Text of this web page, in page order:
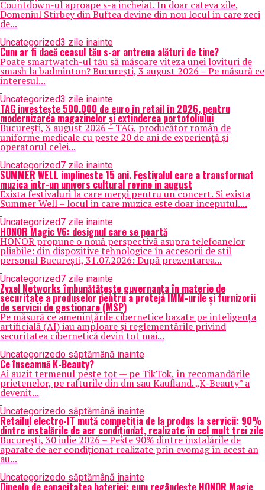
Countdown-ul aproape s-a incheiat. In doar cateva zile,
Domeniul Stirbey din Buftea devine din nou locul in care zeci
de...
Uncategorized3 zile inainte
Cum ar fi dacă ceasul tău s-ar antrena alături de tine?
Poate smartwatch-ul tău să măsoare viteza unei lovituri de
smash la badminton? București, 3 august 2026 – Pe măsură ce
interesul...
Uncategorized3 zile inainte
TAG investește 500.000 de euro în retail în 2026, pentru
modernizarea magazinelor și extinderea portofoliului
București, 3 august 2026 – TAG, producător român de
uniforme medicale cu peste 20 de ani de experiență și
operatorul celei...
Uncategorized7 zile inainte
SUMMER WELL implineste 15 ani. Festivalul care a transformat
muzica intr-un univers cultural revine in august
Exista festivaluri la care mergi pentru un concert. Si exista
Summer Well – locul in care muzica este doar inceputul....
Uncategorized7 zile inainte
HONOR Magic V6: designul care se poartă
HONOR propune o nouă perspectivă asupra telefoanelor
pliabile: din dispozitive tehnologice în accesorii de stil
personal București, 31.07.2026: După prezentarea...
Uncategorized7 zile inainte
Zyxel Networks îmbunătățește guvernanța în materie de
securitate a produselor pentru a proteja IMM-urile și furnizorii
de servicii de gestionare (MSP)
Pe măsură ce amenințările cibernetice bazate pe inteligența
artificială (AI) iau amploare și reglementările privind
securitatea cibernetică devin tot mai...
Uncategorizedo săptămână inainte
Ce înseamnă K-Beauty?
Ai auzit termenul peste tot — pe TikTok, în recomandările
prietenelor, pe rafturile din dm sau Kaufland. „K-Beauty” a
devenit...
Uncategorizedo săptămână inainte
Retailul electro-IT mută competiția de la produs la servicii: 90%
dintre instalările de aer condiționat, realizate în cel mult trei zile
București, 30 iulie 2026 – Peste 90% dintre instalările de
aparate de aer condiționat realizate prin evomag în acest an
au...
Uncategorizedo săptămână inainte
Dincolo de capacitatea bateriei: cum regândește HONOR Magic